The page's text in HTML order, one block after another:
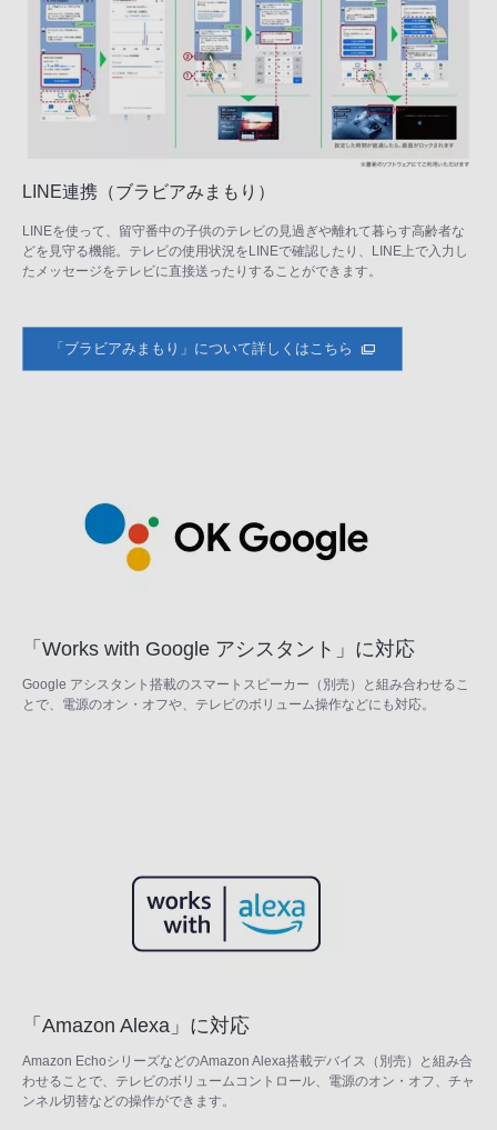
LINE連携（ブラビアみまもり）
LINEを使って、留守番中の子供のテレビの見過ぎや離れて暮らす高齢者な
どを見守る機能。テレビの使用状況をLINEで確認したり、LINE上で入力し
たメッセージをテレビに直接送ったりすることができます。
「ブラビアみまもり」について詳しくはこちら
「Works with Google アシスタント」に対応
Google アシスタント搭載のスマートスピーカー（別売）と組み合わせるこ
とで、電源のオン・オフや、テレビのボリューム操作などにも対応。
「Amazon Alexa」に対応
Amazon EchoシリーズなどのAmazon Alexa搭載デバイス（別売）と組み合
わせることで、テレビのボリュームコントロール、電源のオン・オフ、チャ
ンネル切替などの操作ができます。